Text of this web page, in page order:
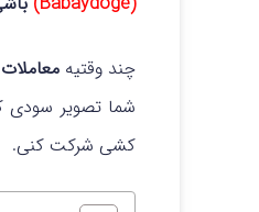
چند وقتیه
شما تصویر سودی
کشی شرکت کنی.